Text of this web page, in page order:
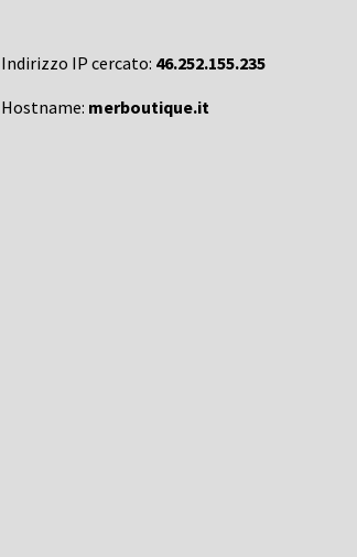
Indirizzo IP cercato: 46.252.155.235
Hostname: merboutique.it